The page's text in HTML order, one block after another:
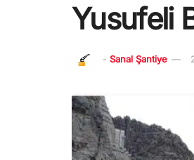
Yusufeli
- Sanal Şantiye